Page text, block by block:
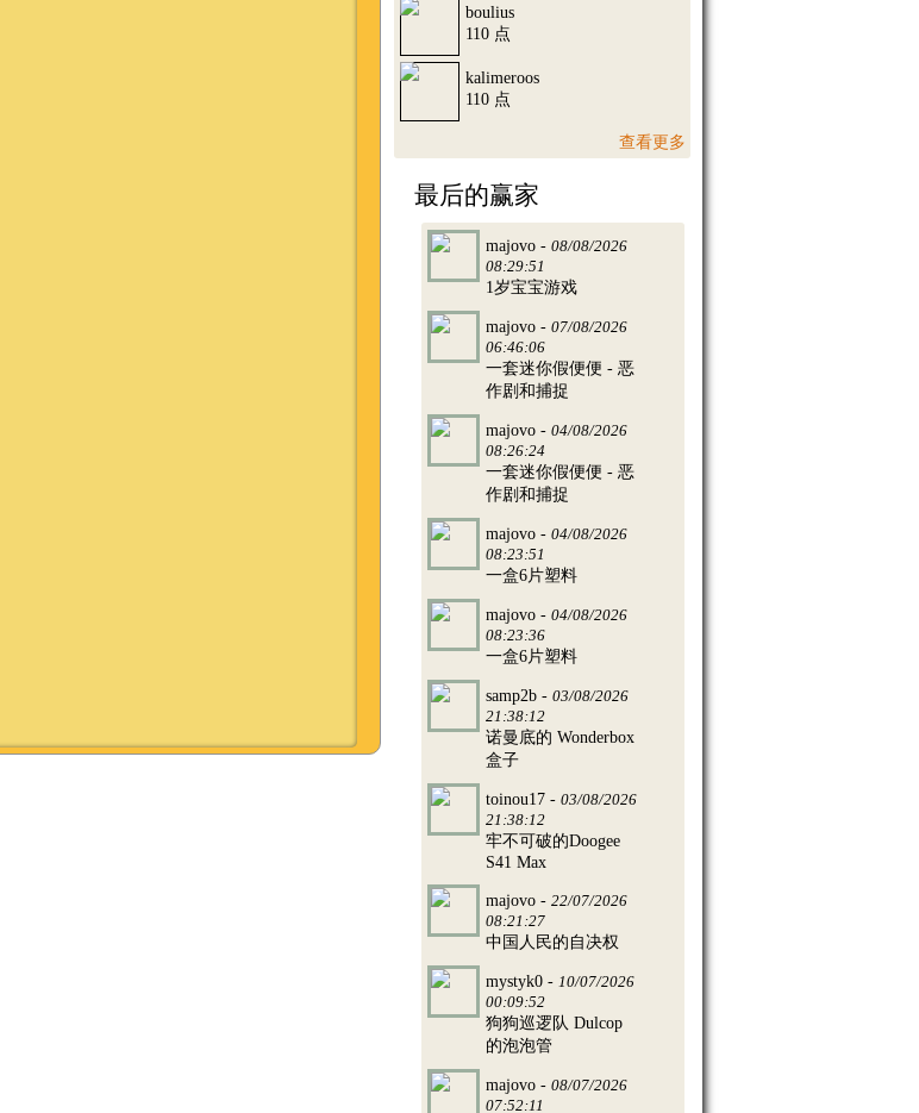
boulius
110 点
kalimeroos
110 点
查看更多
最后的赢家
majovo - 08/08/2026
08:29:51
1岁宝宝游戏
majovo - 07/08/2026
06:46:06
一套迷你假便便 - 恶
作剧和捕捉
majovo - 04/08/2026
08:26:24
一套迷你假便便 - 恶
作剧和捕捉
majovo - 04/08/2026
08:23:51
一盒6片塑料
majovo - 04/08/2026
08:23:36
一盒6片塑料
samp2b - 03/08/2026
21:38:12
诺曼底的 Wonderbox
盒子
toinou17 - 03/08/2026
21:38:12
牢不可破的Doogee
S41 Max
majovo - 22/07/2026
08:21:27
中国人民的自决权
mystyk0 - 10/07/2026
00:09:52
狗狗巡逻队 Dulcop
的泡泡管
majovo - 08/07/2026
07:52:11